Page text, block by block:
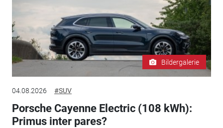
Bildergalerie
04.08.2026 #SUV
Porsche Cayenne Electric (108 kWh):
Primus inter pares?